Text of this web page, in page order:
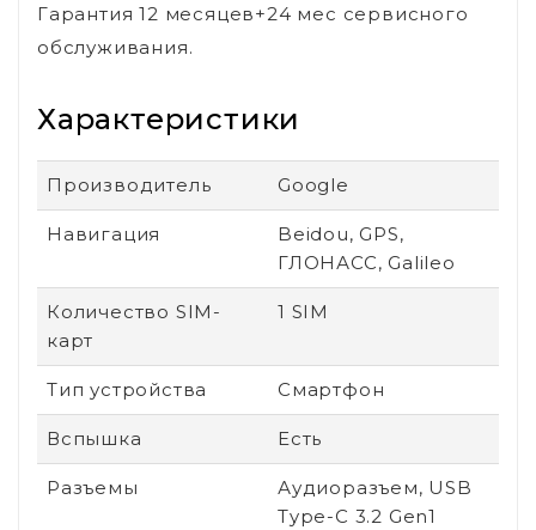
Гарантия 12 месяцев+24 мес сервисного
обслуживания.
Характеристики
Производитель Google
Навигация
Beidou, GPS,
ГЛОНАСС, Galileo
Количество SIM-
карт
1 SIM
Тип устройства Смартфон
Вспышка Есть
Разъемы
Аудиоразъем, USB
Type-C 3.2 Gen1